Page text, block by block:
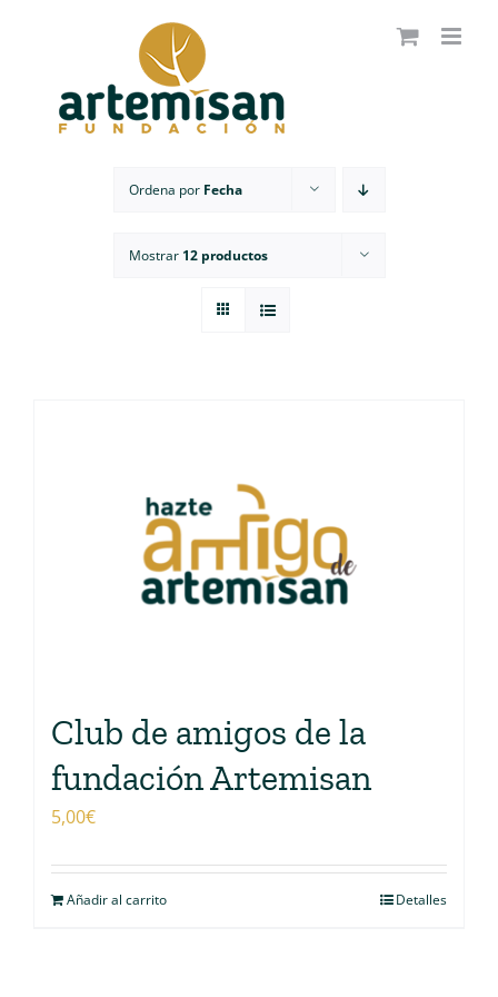
Ordena por Fecha
Mostrar 12 productos
Club de amigos de la
fundación Artemisan
5,00€
Añadir al carrito Detalles